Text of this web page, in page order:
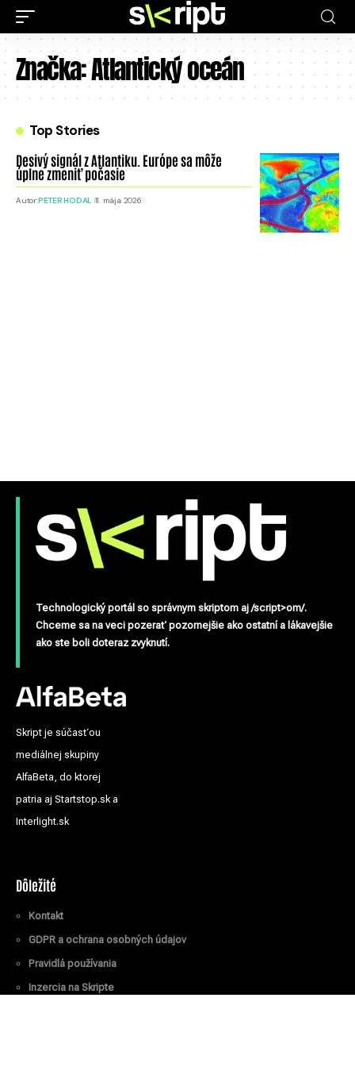
Značka:Atlantický oceán
Top Stories
Desivý signál z Atlantiku. Európe sa môže
úplne zmeniť počasie
Autor:PETER HODAL 11. mája 2026
Technologický portál so správnym skriptom aj /script>om/.
Chceme sa na veci pozerať pozornejšie ako ostatní a lákavejšie
ako ste boli doteraz zvyknutí.
Skript je súčasťou
mediálnej skupiny
AlfaBeta, do ktorej
patria aj Startstop.sk a
Interlight.sk
Dôležité
Kontakt
GDPR a ochrana osobných údajov
Pravidlá používania
Inzercia na Skripte